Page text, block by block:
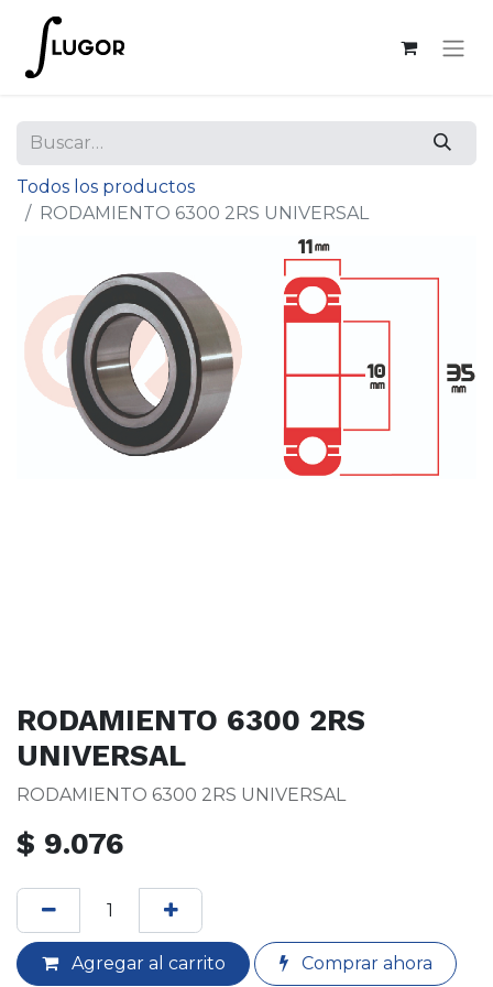
Todos los productos
RODAMIENTO 6300 2RS UNIVERSAL
RODAMIENTO 6300 2RS
UNIVERSAL
RODAMIENTO 6300 2RS UNIVERSAL
$ 9.076
Agregar al carrito Comprar ahora